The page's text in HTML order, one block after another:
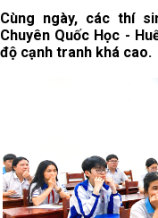
Cùng ngày, các thí
Chuyên Quốc Học -
độ cạnh tranh khá cao.